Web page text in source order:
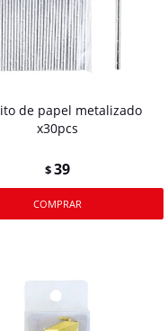
de papel metalizado
x30pcs
$39